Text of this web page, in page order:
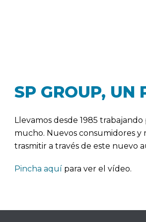
SP GROUP, UN
Llevamos desde 1985
mucho. Nuevos consumidores y
trasmitir a través de este nuevo
Pincha aquípara ver el vídeo.